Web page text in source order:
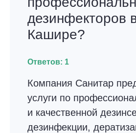
дезинфекторов
Кашире?
Ответов: 1
Компания Санитар
услуги по
и качественной
дезинфекции,